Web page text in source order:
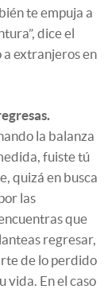
te empuja a
dice el
a extranjeros en
la balanza
fuiste tú
quizá en busca
las
que
regresar,
de lo perdido
vida. En el caso